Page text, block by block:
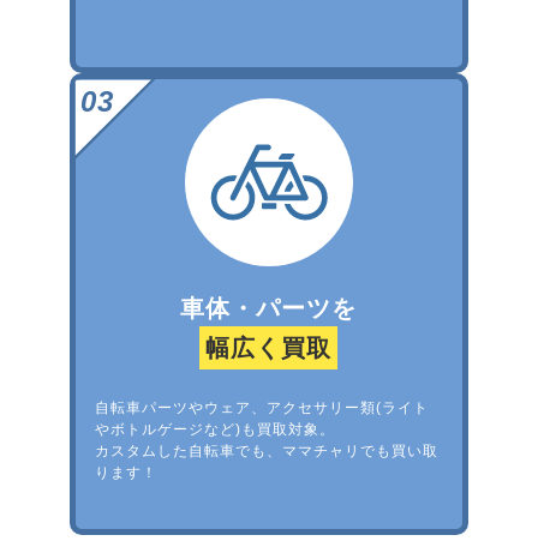
車体・パーツを
幅広く買取
自転車パーツやウェア、アクセサリー類(ライト
やボトルゲージなど)も買取対象。
カスタムした自転車でも、ママチャリでも買い取
ります！